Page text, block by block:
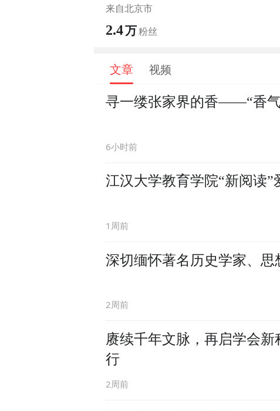
来自北京市
2.4万粉丝
文章 视频
寻一缕张家界的香——“香
6小时前
江汉大学教育学院“新阅读”
1周前
深切缅怀著名历史学家、
2周前
赓续千年文脉，再启学会
行
2周前